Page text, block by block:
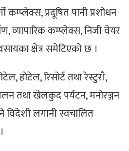
कम्प्लेक्स, प्रदूषित पानी प्रशोधन
व्यापारिक कम्प्लेक्स, निजी वेयर
क्षेत्र समेटिएको छ ।
होटेल, रिसोर्ट तथा रेस्टुराँ,
तथा खेलकुद पर्यटन, मनोरञ्जन
विदेशी लगानी स्वचालित